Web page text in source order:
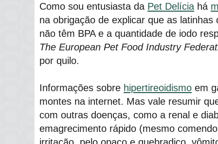
Como sou entusiasta da Pet Delícia há
na obrigação de explicar que as
não têm BPA e a quantidade de iodo
The European Pet Food Industry
por quilo.
Informações sobre hipertireoidismo em
montes na internet. Mas vale resumir
com outras doenças, como a renal e
emagrecimento rápido (mesmo